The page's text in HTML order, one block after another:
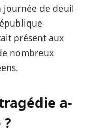
journée de deuil
présent aux
nombreux
a-